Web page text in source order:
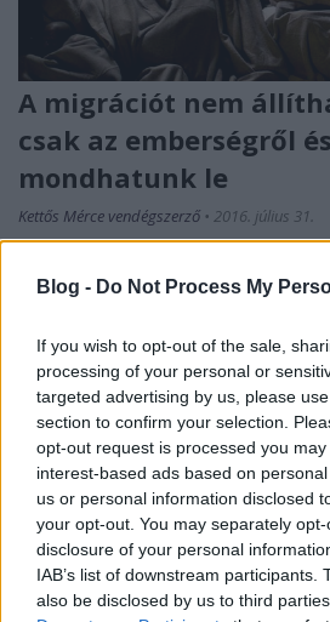
Blog - Do Not Process My
If you wish to opt-out of the sale,
processing of your personal or
targeted advertising by us, please
section to confirm your selection.
opt-out request is processed you
interest-based ads based on
us or personal information disclosed
your opt-out. You may separately
disclosure of your personal
IAB’s list of downstream participants.
also be disclosed by us to third
A migrációt nem
csak az emberségről
mondhatunk le
Kettős Mérce vendégszerző • 2016. július 31.
Orbán Viktor minapi,
hazugságokból szerkesztett
egy ponton bizonyosan egyet
válságos időket élünk. És ilyen
még jobban érezzük, milyen
árnyalt gondolkozásra képes,
világot…